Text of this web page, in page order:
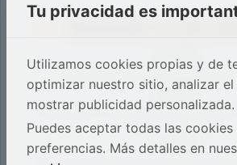
PUBLICIDAD
Tu privacidad es
Utilizamos cookies propias y de
optimizar nuestro sitio, analizar
mostrar publicidad personalizada.
Puedes aceptar todas las
preferencias. Más detalles en